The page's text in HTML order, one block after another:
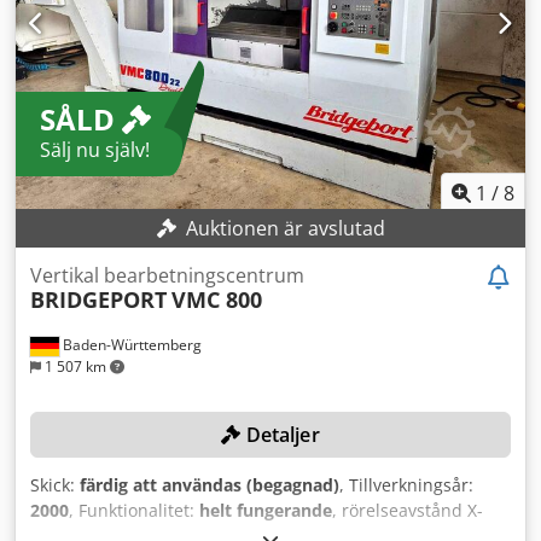
BT40, antal spindlar:1, antal platser i verktygsmagasinet:
30, Utrustning:dokumentation / manual, varvtal steglöst
justerbart , Ytterligare alternativ och tillbehör: -
Verktygsmagasin med plats för 30 verktyg (standard: 22 st)
Dkjdpfx Alszi Spys Tor - Intern kylning via spindeln. -
Originaldokumentation från Bridgeport och Heidenhain.
Vikt och mått: ca 4 100 kg ca 2830x2340x2690 mm (L x B x
H)
SÅLD
Sälj nu själv!
1 /8
Auktionen är avslutad
Baden-Württemberg
1 507 km
Vertikal bearbetningscentrum
BRIDGEPORTVMC 800
Detaljer
Skick: färdig att användas (begagnad), Tillverkningsår:
2000, Funktionalitet: helt fungerande, rörelseavstånd X-
, Y-axelns rörelse: